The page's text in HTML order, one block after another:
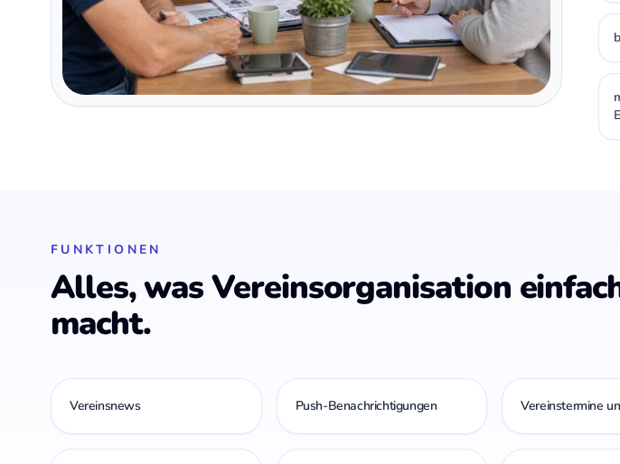
FUNKTIONEN
Alles, was Vereinsorganisation
macht.
Vereinsnews Push-Benachrichtigungen Vereinstermine